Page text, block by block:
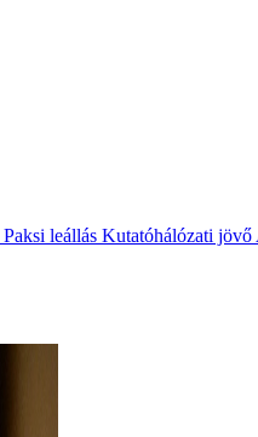
Paksi leállás Kutatóhálózati jövő